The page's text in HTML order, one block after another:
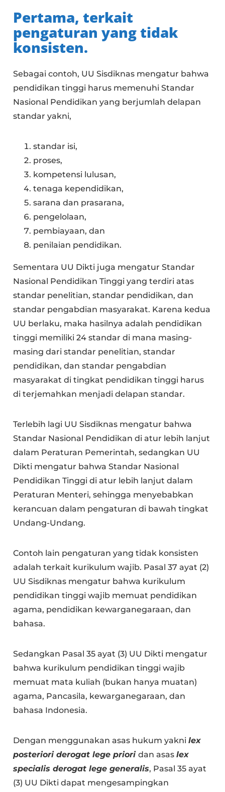
Pertama, terkait
pengaturan yang tidak
konsisten.
Sebagai contoh, UU Sisdiknas mengatur bahwa
pendidikan tinggi harus memenuhi Standar
Nasional Pendidikan yang berjumlah delapan
standar yakni,
standar isi,
proses,
kompetensi lulusan,
tenaga kependidikan,
sarana dan prasarana,
pengelolaan,
pembiayaan, dan
penilaian pendidikan.
Sementara UU Dikti juga mengatur Standar
Nasional Pendidikan Tinggi yang terdiri atas
standar penelitian, standar pendidikan, dan
standar pengabdian masyarakat. Karena kedua
UU berlaku, maka hasilnya adalah pendidikan
tinggi memiliki 24 standar di mana masing-
masing dari standar penelitian, standar
pendidikan, dan standar pengabdian
masyarakat di tingkat pendidikan tinggi harus
di terjemahkan menjadi delapan standar.
Terlebih lagi UU Sisdiknas mengatur bahwa
Standar Nasional Pendidikan di atur lebih lanjut
dalam Peraturan Pemerintah, sedangkan UU
Dikti mengatur bahwa Standar Nasional
Pendidikan Tinggi di atur lebih lanjut dalam
Peraturan Menteri, sehingga menyebabkan
kerancuan dalam pengaturan di bawah tingkat
Undang-Undang.
Contoh lain pengaturan yang tidak konsisten
adalah terkait kurikulum wajib. Pasal 37 ayat (2)
UU Sisdiknas mengatur bahwa kurikulum
pendidikan tinggi wajib memuat pendidikan
agama, pendidikan kewarganegaraan, dan
bahasa.
Sedangkan Pasal 35 ayat (3) UU Dikti mengatur
bahwa kurikulum pendidikan tinggi wajib
memuat mata kuliah (bukan hanya muatan)
agama, Pancasila, kewarganegaraan, dan
bahasa Indonesia.
Dengan menggunakan asas hukum yaknilex
posteriori derogat lege prioridan asaslex
specialis derogat lege generalis, Pasal 35 ayat
(3) UU Dikti dapat mengesampingkan